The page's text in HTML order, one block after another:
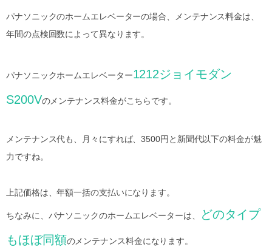
パナソニックのホームエレベーターの場合、メンテナンス料金は、
年間の点検回数によって異なります。
パナソニックホームエレベーター1212ジョイモダン
S200Vのメンテナンス料金がこちらです。
メンテナンス代も、月々にすれば、3500円と新聞代以下の料金が魅
力ですね。
上記価格は、年額一括の支払いになります。
ちなみに、パナソニックのホームエレベーターは、
どのタイプ
もほぼ同額のメンテナンス料金になります。